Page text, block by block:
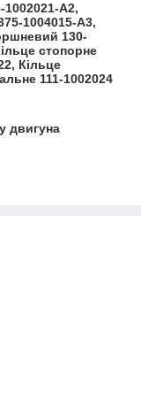
1002021-А2,
1004015-А3,
130-
стопорне
Кільце
111-1002024
двигуна